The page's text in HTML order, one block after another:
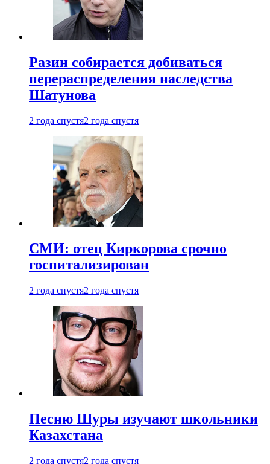
Разин собирается добиваться
перераспределения наследства
Шатунова
2 года спустя2 года спустя
СМИ: отец Киркорова срочно
госпитализирован
2 года спустя2 года спустя
Песню Шуры изучают школьники
Казахстана
2 года спустя2 года спустя